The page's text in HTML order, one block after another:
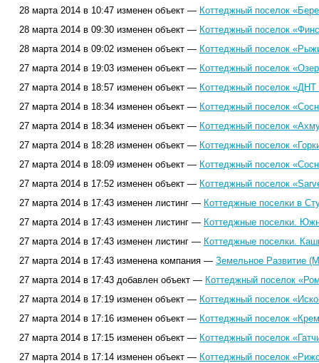
28 марта 2014 в 10:47 изменен объект — Коттеджный поселок
28 марта 2014 в 09:30 изменен объект — Коттеджный поселок
28 марта 2014 в 09:02 изменен объект — Коттеджный поселок
27 марта 2014 в 19:03 изменен объект — Коттеджный поселок
27 марта 2014 в 18:57 изменен объект — Коттеджный поселок
27 марта 2014 в 18:34 изменен объект — Коттеджный поселок
27 марта 2014 в 18:34 изменен объект — Коттеджный поселок
27 марта 2014 в 18:28 изменен объект — Коттеджный поселок
27 марта 2014 в 18:09 изменен объект — Коттеджный поселок
27 марта 2014 в 17:52 изменен объект — Коттеджный поселок
27 марта 2014 в 17:43 изменен листинг — Коттеджные поселки в
27 марта 2014 в 17:43 изменен листинг — Коттеджные поселки.
27 марта 2014 в 17:43 изменен листинг — Коттеджные поселки.
27 марта 2014 в 17:43 изменена компания — Земельное Развитие
27 марта 2014 в 17:43 добавлен объект — Коттеджный поселок
27 марта 2014 в 17:19 изменен объект — Коттеджный поселок
27 марта 2014 в 17:16 изменен объект — Коттеджный поселок
27 марта 2014 в 17:15 изменен объект — Коттеджный поселок
27 марта 2014 в 17:14 изменен объект — Коттеджный поселок